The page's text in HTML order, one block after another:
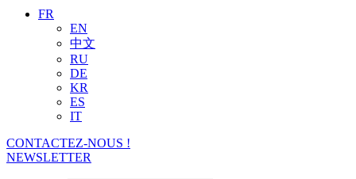
FR
EN
中文
RU
DE
KR
ES
IT
CONTACTEZ-NOUS !
NEWSLETTER